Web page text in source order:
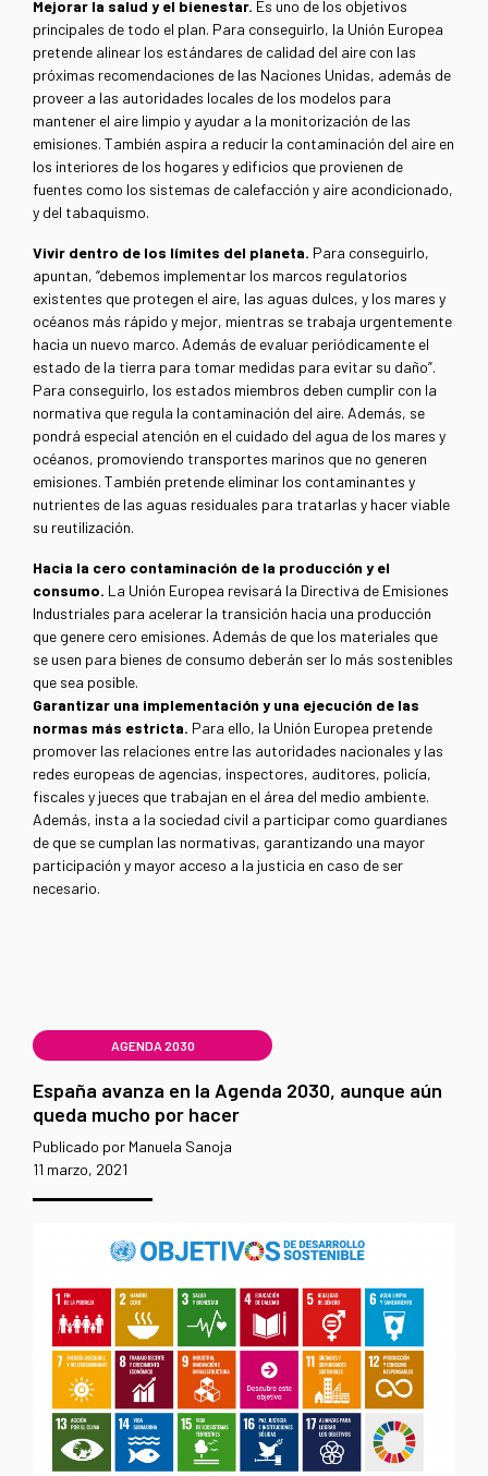
Mejorar la salud y el bienestar. Es uno de los objetivos
principales de todo el plan. Para conseguirlo, la Unión Europea
pretende alinear los estándares de calidad del aire con las
próximas recomendaciones de las Naciones Unidas, además de
proveer a las autoridades locales de los modelos para
mantener el aire limpio y ayudar a la monitorización de las
emisiones. También aspira a reducir la contaminación del aire en
los interiores de los hogares y edificios que provienen de
fuentes como los sistemas de calefacción y aire acondicionado,
y del tabaquismo.
Vivir dentro de los límites del planeta. Para conseguirlo,
apuntan, “debemos implementar los marcos regulatorios
existentes que protegen el aire, las aguas dulces, y los mares y
océanos más rápido y mejor, mientras se trabaja urgentemente
hacia un nuevo marco. Además de evaluar periódicamente el
estado de la tierra para tomar medidas para evitar su daño”.
Para conseguirlo, los estados miembros deben cumplir con la
normativa que regula la contaminación del aire. Además, se
pondrá especial atención en el cuidado del agua de los mares y
océanos, promoviendo transportes marinos que no generen
emisiones. También pretende eliminar los contaminantes y
nutrientes de las aguas residuales para tratarlas y hacer viable
su reutilización.
Hacia la cero contaminación de la producción y el
consumo. La Unión Europea revisará la Directiva de Emisiones
Industriales para acelerar la transición hacia una producción
que genere cero emisiones. Además de que los materiales que
se usen para bienes de consumo deberán ser lo más sostenibles
que sea posible.
Garantizar una implementación y una ejecución de las
normas más estricta. Para ello, la Unión Europea pretende
promover las relaciones entre las autoridades nacionales y las
redes europeas de agencias, inspectores, auditores, policía,
fiscales y jueces que trabajan en el área del medio ambiente.
Además, insta a la sociedad civil a participar como guardianes
de que se cumplan las normativas, garantizando una mayor
participación y mayor acceso a la justicia en caso de ser
necesario.
AGENDA 2030
España avanza en la Agenda 2030, aunque aún
queda mucho por hacer
Publicado por Manuela Sanoja
11 marzo, 2021